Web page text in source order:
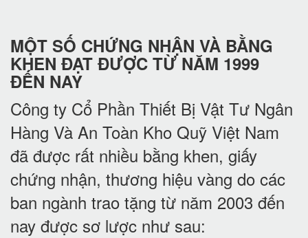
MỘT SỐ CHỨNG NHẬN VÀ BẰNG
KHEN ĐẠT ĐƯỢC TỪ NĂM 1999
ĐẾN NAY
Công ty Cổ Phần Thiết Bị Vật Tư Ngân
Hàng Và An Toàn Kho Quỹ Việt Nam
đã được rất nhiều bằng khen, giấy
chứng nhận, thương hiệu vàng do các
ban ngành trao tặng từ năm 2003 đến
nay được sơ lược như sau: